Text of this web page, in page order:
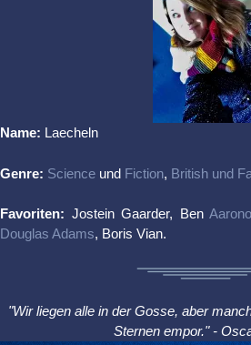
Name: Laecheln
Genre: Science und Fiction, British und
Favoriten: Jostein Gaarder, Ben
Douglas Adams, Boris Vian.
"Wir liegen alle in der Gosse, aber
Sternen empor." -